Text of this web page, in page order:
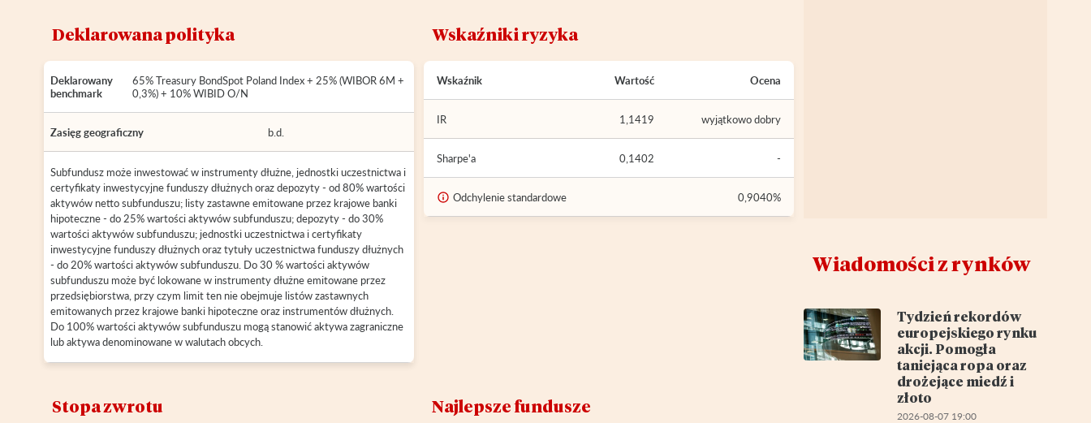
Deklarowana polityka
Deklarowany
benchmark
65% Treasury BondSpot Poland Index + 25% (WIBOR 6M +
0,3%) + 10% WIBID O/N
Zasięg geograficzny b.d.
Subfundusz może inwestować w instrumenty dłużne, jednostki uczestnictwa i
certyfikaty inwestycyjne funduszy dłużnych oraz depozyty - od 80% wartości
aktywów netto subfunduszu; listy zastawne emitowane przez krajowe banki
hipoteczne - do 25% wartości aktywów subfunduszu; depozyty - do 30%
wartości aktywów subfunduszu; jednostki uczestnictwa i certyfikaty
inwestycyjne funduszy dłużnych oraz tytuły uczestnictwa funduszy dłużnych
- do 20% wartości aktywów subfunduszu. Do 30 % wartości aktywów
subfunduszu może być lokowane w instrumenty dłużne emitowane przez
przedsiębiorstwa, przy czym limit ten nie obejmuje listów zastawnych
emitowanych przez krajowe banki hipoteczne oraz instrumentów dłużnych.
Do 100% wartości aktywów subfunduszu mogą stanowić aktywa zagraniczne
lub aktywa denominowane w walutach obcych.
Wskaźniki ryzyka
Wskaźnik Wartość Ocena
IR 1,1419 wyjątkowo dobry
Sharpe'a 0,1402 -
Odchylenie standardowe 0,9040%
Stopa zwrotu Najlepsze fundusze
Wiadomości z rynków
Tydzień rekordów
europejskiego rynku
akcji. Pomogła
taniejąca ropa oraz
drożejące miedź i
złoto
2026-08-07 19:00